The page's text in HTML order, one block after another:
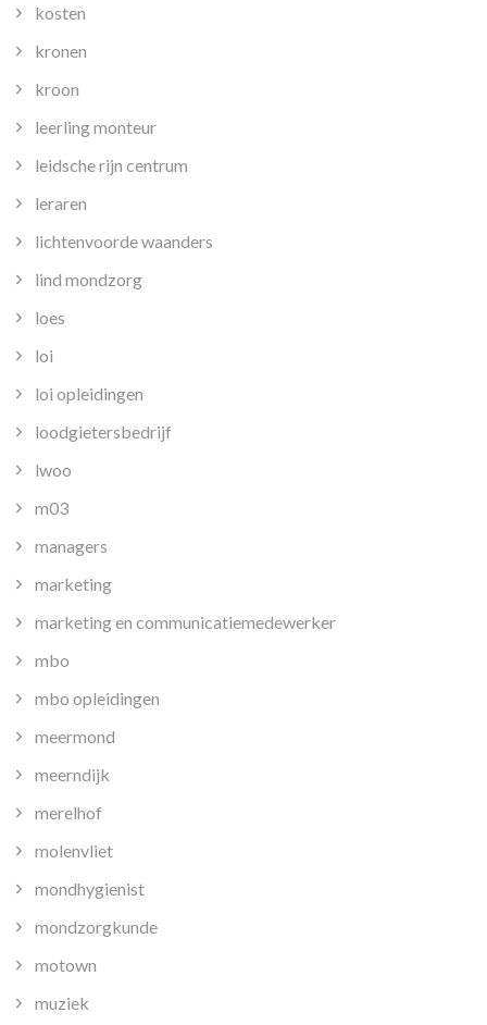
kosten
kronen
kroon
leerling monteur
leidsche rijn centrum
leraren
lichtenvoorde waanders
lind mondzorg
loes
loi
loi opleidingen
loodgietersbedrijf
lwoo
m03
managers
marketing
marketing en communicatiemedewerker
mbo
mbo opleidingen
meermond
meerndijk
merelhof
molenvliet
mondhygienist
mondzorgkunde
motown
muziek